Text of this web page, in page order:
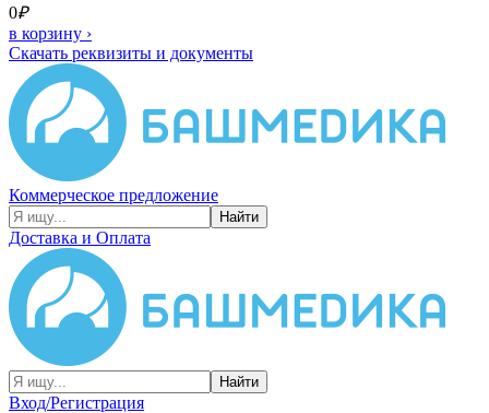
0₽
в корзину ›
Скачать реквизиты и документы
Коммерческое предложение
Найти
Доставка и Оплата
Найти
Вход/Регистрация